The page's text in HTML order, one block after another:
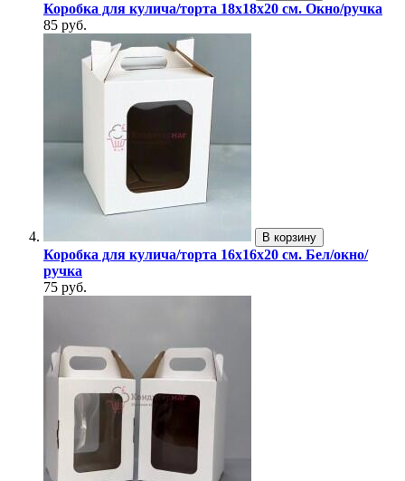
Коробка для кулича/торта 18х18х20 см. Окно/ручка
85 руб.
В корзину
Коробка для кулича/торта 16х16х20 см. Бел/окно/
ручка
75 руб.